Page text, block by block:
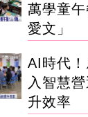
萬學童
愛文」
AI時代
入智慧
升效率